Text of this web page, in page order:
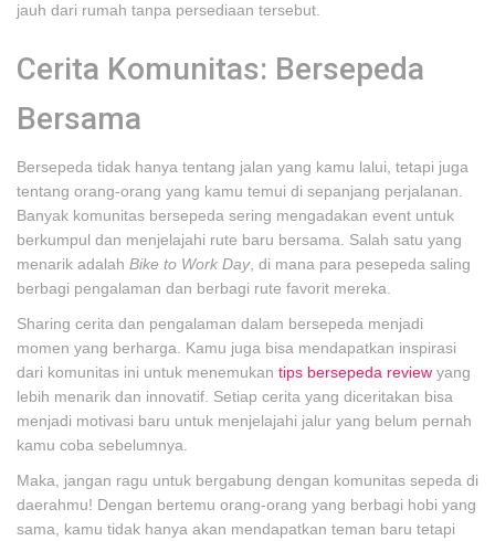
jauh dari rumah tanpa persediaan tersebut.
Cerita Komunitas: Bersepeda
Bersama
Bersepeda tidak hanya tentang jalan yang kamu lalui, tetapi juga
tentang orang-orang yang kamu temui di sepanjang perjalanan.
Banyak komunitas bersepeda sering mengadakan event untuk
berkumpul dan menjelajahi rute baru bersama. Salah satu yang
menarik adalah Bike to Work Day, di mana para pesepeda saling
berbagi pengalaman dan berbagi rute favorit mereka.
Sharing cerita dan pengalaman dalam bersepeda menjadi
momen yang berharga. Kamu juga bisa mendapatkan inspirasi
dari komunitas ini untuk menemukan tips bersepeda review yang
lebih menarik dan innovatif. Setiap cerita yang diceritakan bisa
menjadi motivasi baru untuk menjelajahi jalur yang belum pernah
kamu coba sebelumnya.
Maka, jangan ragu untuk bergabung dengan komunitas sepeda di
daerahmu! Dengan bertemu orang-orang yang berbagi hobi yang
sama, kamu tidak hanya akan mendapatkan teman baru tetapi